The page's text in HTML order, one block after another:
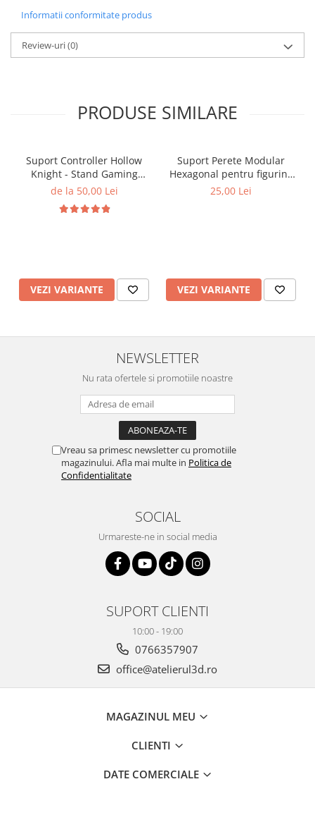
Informatii conformitate produs
Review-uri(0)
PRODUSE SIMILARE
Suport Controller Hollow
Knight - Stand Gaming
PS5/PS4/Xbox | Design 3D
Gameri Pasionați (Printat
de la 50,00 Lei
VEZI VARIANTE
Suport Perete Modular
Hexagonal pentru figurine
LEGO, 1 camera
25,00 Lei
VEZI VARIANTE
NEWSLETTER
Nu rata ofertele si promotiile noastre
Vreau sa primesc newsletter cu promotiile
magazinului. Afla mai multe in Politica de
Confidentialitate
SOCIAL
Urmareste-ne in social media
SUPORT CLIENTI
10:00 - 19:00
0766357907
office@atelierul3d.ro
MAGAZINUL MEU
CLIENTI
DATE COMERCIALE